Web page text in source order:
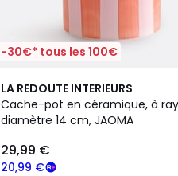
-30€* tous les 100€
LA REDOUTE INTERIEURS
Cache-pot en céramique, à
diamètre 14 cm, JAOMA
20,99 €
29,99 €